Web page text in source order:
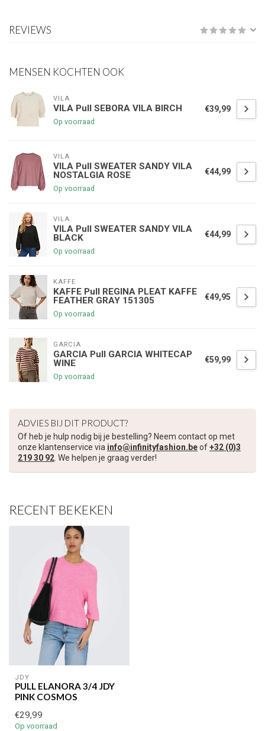
REVIEWS
MENSEN KOCHTEN OOK
VILA
VILA Pull SEBORA VILA BIRCH
Op voorraad
€39,99
VILA
VILA Pull SWEATER SANDY VILA
NOSTALGIA ROSE
Op voorraad
€44,99
VILA
VILA Pull SWEATER SANDY VILA
BLACK
Op voorraad
€44,99
KAFFE
KAFFE Pull REGINA PLEAT KAFFE
FEATHER GRAY 151305
Op voorraad
€49,95
GARCIA
GARCIA Pull GARCIA WHITECAP
WINE
Op voorraad
€59,99
ADVIES BIJ DIT PRODUCT?
Of heb je hulp nodig bij je bestelling? Neem contact op met
onze klantenservice via info@infinityfashion.beof+32 (0)3
219 30 92. We helpen je graag verder!
RECENT BEKEKEN
JDY
PULL ELANORA 3/4 JDY
PINK COSMOS
€29,99
Op voorraad
Schrijf je in voor onze nieuwsbrief om op de hoogte te blijven
over onze nieuwe collectie, en ontvang
volgende aankoop! 😀
Inschrijven
Je korting is geldig bij een minimale bestelwaarde van €45,00